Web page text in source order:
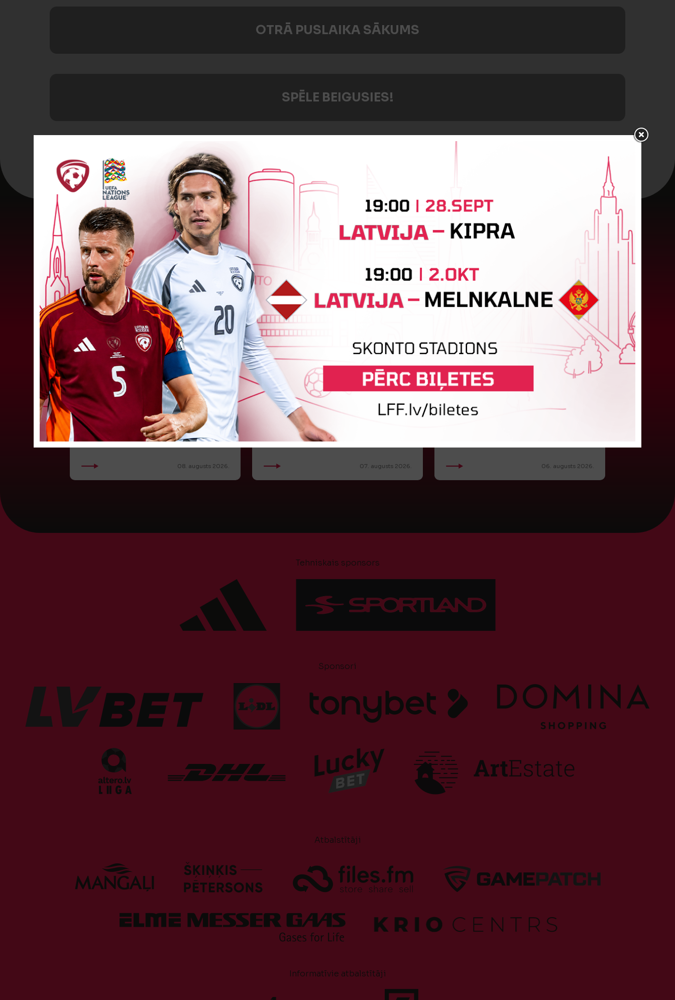
OTRĀ PUSLAIKA SĀKUMS
SPĒLE BEIGUSIES!
Jaunākās ziņas
"Riga FC Women" beidz
vēsturisko eirokausu sezonu
Latvijas klubs "Riga FC Women" sestdien UEFA
Čempionu līgas kvalifikācijas otrajā kārtā ar 1:4
piekāpās Lietuvas "Gintra". Ar šo spēli Latvijas
klubam beidzās eirokausu...
08. augusts 2026.
LFF DK 6. augusta lēmumi
LFF Disciplinārlietu komitejas sēdes protokols
Nr. DK 26/-38 Rīgā, 2026. gada 6. augustā.
Piedalās:Komitejas locekļi: Jevgenija
Tverjanoviča-Bore, Raivis Grīnbergs...
07. augusts 2026.
"Riga FC" iegūst handikapu, RFS
būs jāatspēlējas
Ceturtdienas vakarā savas spēles UEFA
Konferences līgas kvalifikācijas trešajā kārtā
06. augusts 2026.
Tehniskais sponsors
Sponsori
Atbalstītāji
Informatīvie atbalstītāji